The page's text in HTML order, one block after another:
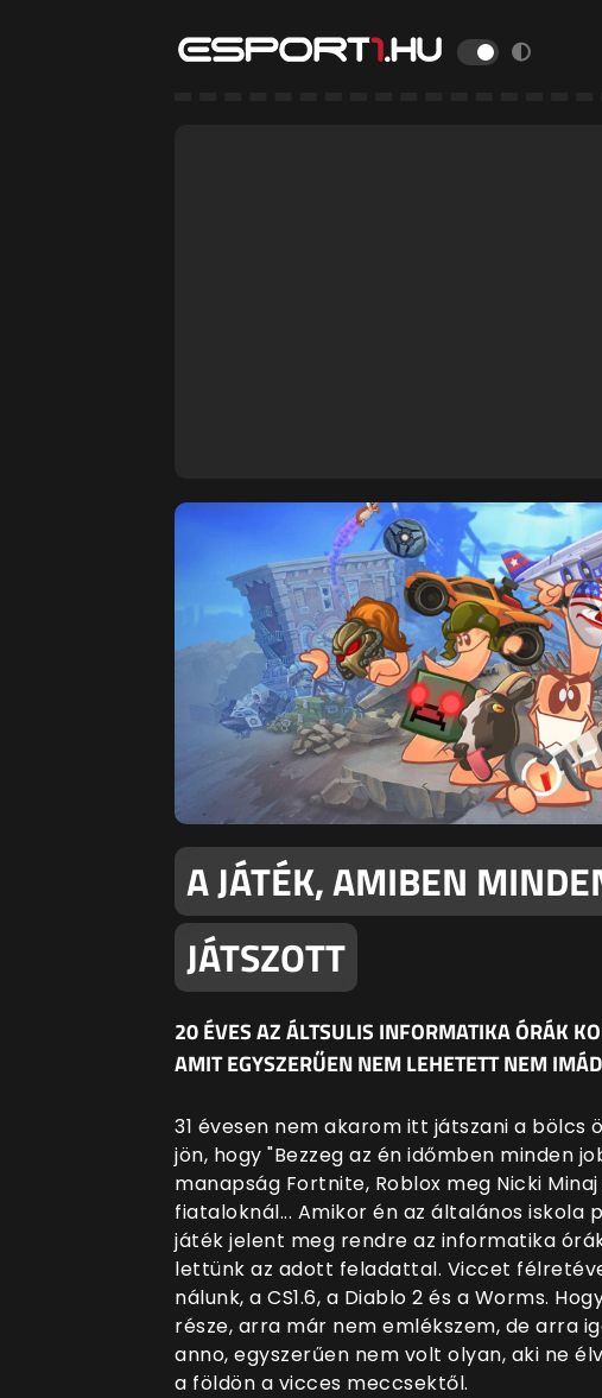
A JÁTÉK, AMIBEN
JÁTSZOTT
20 ÉVES AZ ÁLTSULIS INFORMATIKA ÓRÁK
AMIT EGYSZERŰEN NEM LEHETETT NEM
31 évesen nem akarom itt játszani a
jön, hogy "Bezzeg az én időmben minden
manapság Fortnite, Roblox meg Nicki
fiataloknál... Amikor én az általános
játék jelent meg rendre az informatika
lettünk az adott feladattal. Viccet
nálunk, a CS1.6, a Diablo 2 és a Worms.
része, arra már nem emlékszem, de arra
anno, egyszerűen nem volt olyan, aki ne
a földön a vicces meccsektől.